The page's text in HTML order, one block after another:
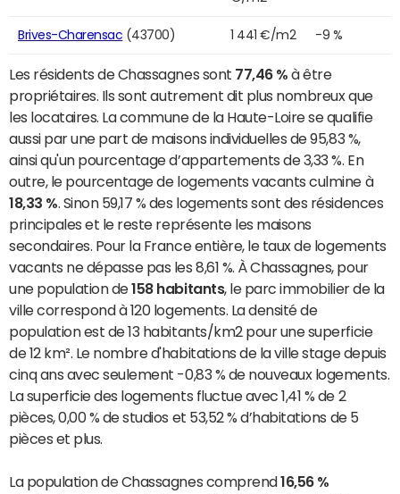
Brives-Charensac (43700) 1 441 €/m2 -9 %
Les résidents de Chassagnes sont 77,46 % à être
propriétaires. Ils sont autrement dit plus nombreux que
les locataires. La commune de la Haute-Loire se qualifie
aussi par une part de maisons individuelles de 95,83 %,
ainsi qu'un pourcentage d’appartements de 3,33 %. En
outre, le pourcentage de logements vacants culmine à
18,33 % . Sinon 59,17 % des logements sont des résidences
principales et le reste représente les maisons
secondaires. Pour la France entière, le taux de logements
vacants ne dépasse pas les 8,61 %. À Chassagnes, pour
une population de158 habitants, le parc immobilier de la
ville correspond à 120 logements. La densité de
population est de 13 habitants/km2 pour une superficie
de 12 km². Le nombre d'habitations de la ville stage depuis
cinq ans avec seulement -0,83 % de nouveaux logements.
La superficie des logements fluctue avec 1,41 % de 2
pièces, 0,00 % de studios et 53,52 % d’habitations de 5
pièces et plus.
La population de Chassagnes comprend16,56 %